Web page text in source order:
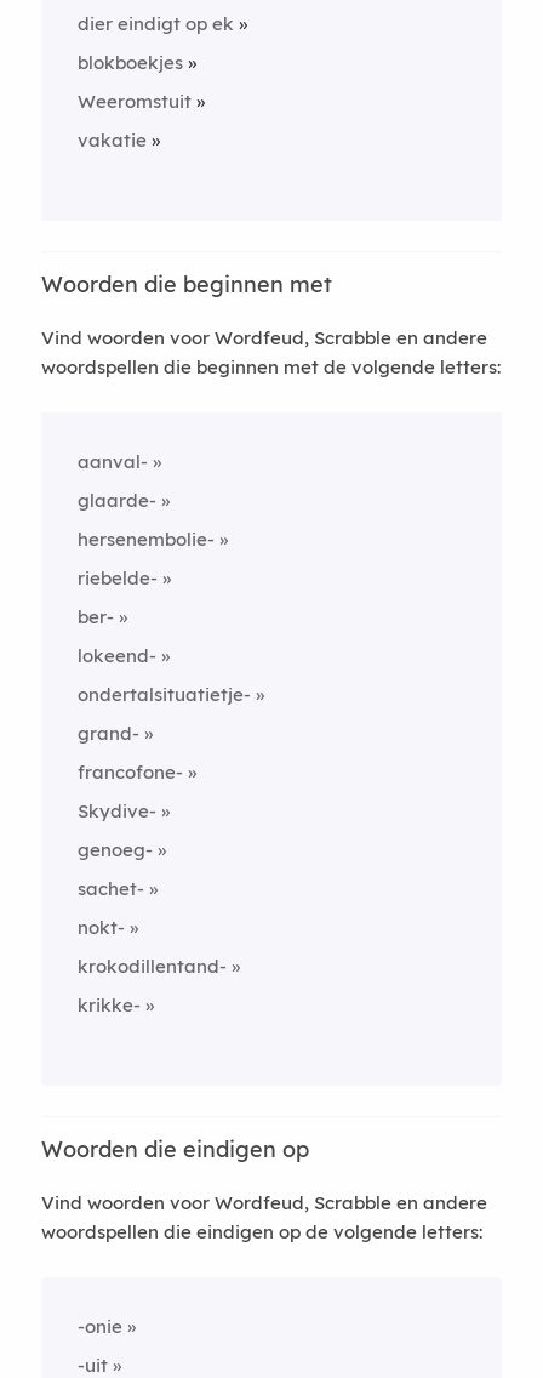
dier eindigt op ek
blokboekjes
Weeromstuit
vakatie
Woorden die beginnen met
Vind woorden voor Wordfeud, Scrabble en andere
woordspellen die beginnen met de volgende letters:
aanval-
glaarde-
hersenembolie-
riebelde-
ber-
lokeend-
ondertalsituatietje-
grand-
francofone-
Skydive-
genoeg-
sachet-
nokt-
krokodillentand-
krikke-
Woorden die eindigen op
Vind woorden voor Wordfeud, Scrabble en andere
woordspellen die eindigen op de volgende letters:
-onie
-uit